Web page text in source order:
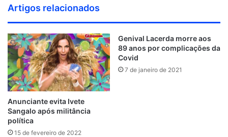
e
i
t
e
a
b
o
o
k
w
t
e
r
i
e
d
i
n
k
r
u
e
e
r
e
n
c
e
a
g
r
u
b
C
l
o
Artigos relacionados
Anunciante evita Ivete
Sangalo após militância
política
15 de fevereiro de 2022
Genival Lacerda morre aos
89 anos por complicações da
Covid
7 de janeiro de 2021